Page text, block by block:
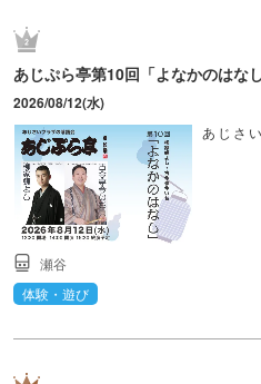
あじぷら亭第10回「よなかのはなし
2026/08/12(水)
あじさ
瀬谷
体験・遊び